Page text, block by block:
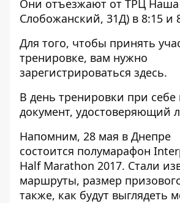
Они отъезжают от ТРЦ Наша
Слобожанский, 31Д) в 8:15 и
Для того, чтобы принять
тренировке, вам нужно
зарегистрироваться здесь.
В день тренировки при
документ, удостоверяющий
Напомним, 28 мая в Днепре
состоится полумарафон
Half Marathon 2017. Стали
маршруты, размер
также, как будут выглядеть